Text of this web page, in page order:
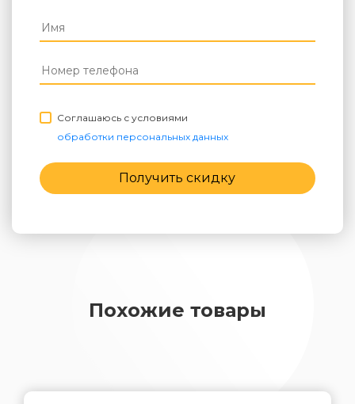
Соглашаюсь с условиями
обработки персональных данных
Получить скидку
Похожие товары